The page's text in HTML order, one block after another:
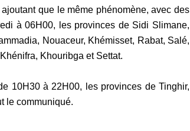
que le même phénomène, avec des
à 06H00, les provinces de Sidi Slimane,
Nouaceur, Khémisset, Rabat, Salé,
Khouribga et Settat.
10H30 à 22H00, les provinces de Tinghir,
le communiqué.